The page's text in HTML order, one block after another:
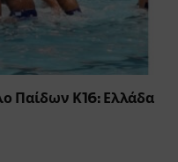
Παίδων Κ16: Ελλάδα